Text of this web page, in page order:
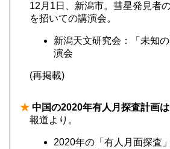
12月1日、新潟市。彗星発見者
を招いての講演会。
新潟天文研究会：「未知
演会
(再掲載)
★ 中国の2020年有人月探査計画
報道より。
2020年の「有人月面探査